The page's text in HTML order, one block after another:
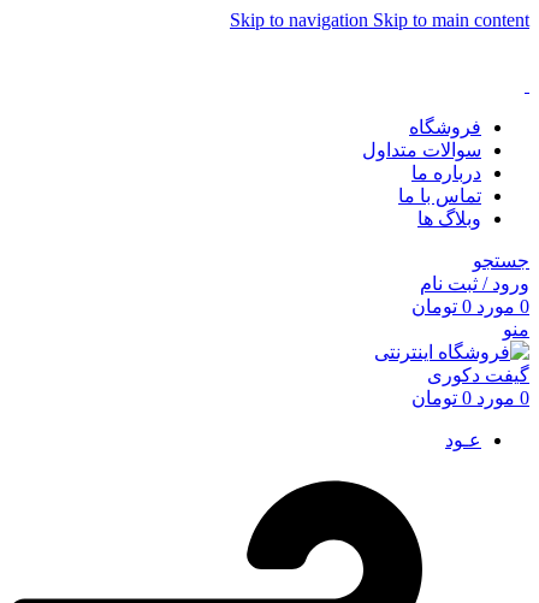
Skip to navigation Skip to main content
فروشگاه
سوالات متداول
درباره ما
تماس با ما
وبلاگ ها
جستجو
ورود / ثبت نام
0 مورد 0 تومان
منو
0 مورد 0 تومان
عـود